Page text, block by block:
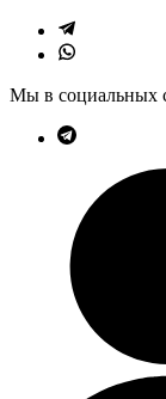
Мы в социальных